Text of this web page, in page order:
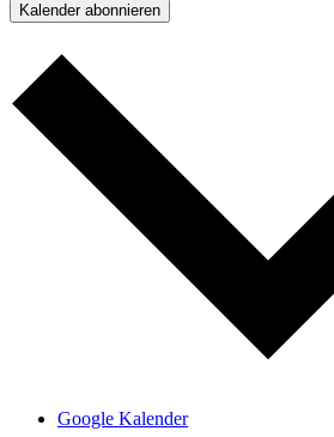
Kalender abonnieren
Google Kalender